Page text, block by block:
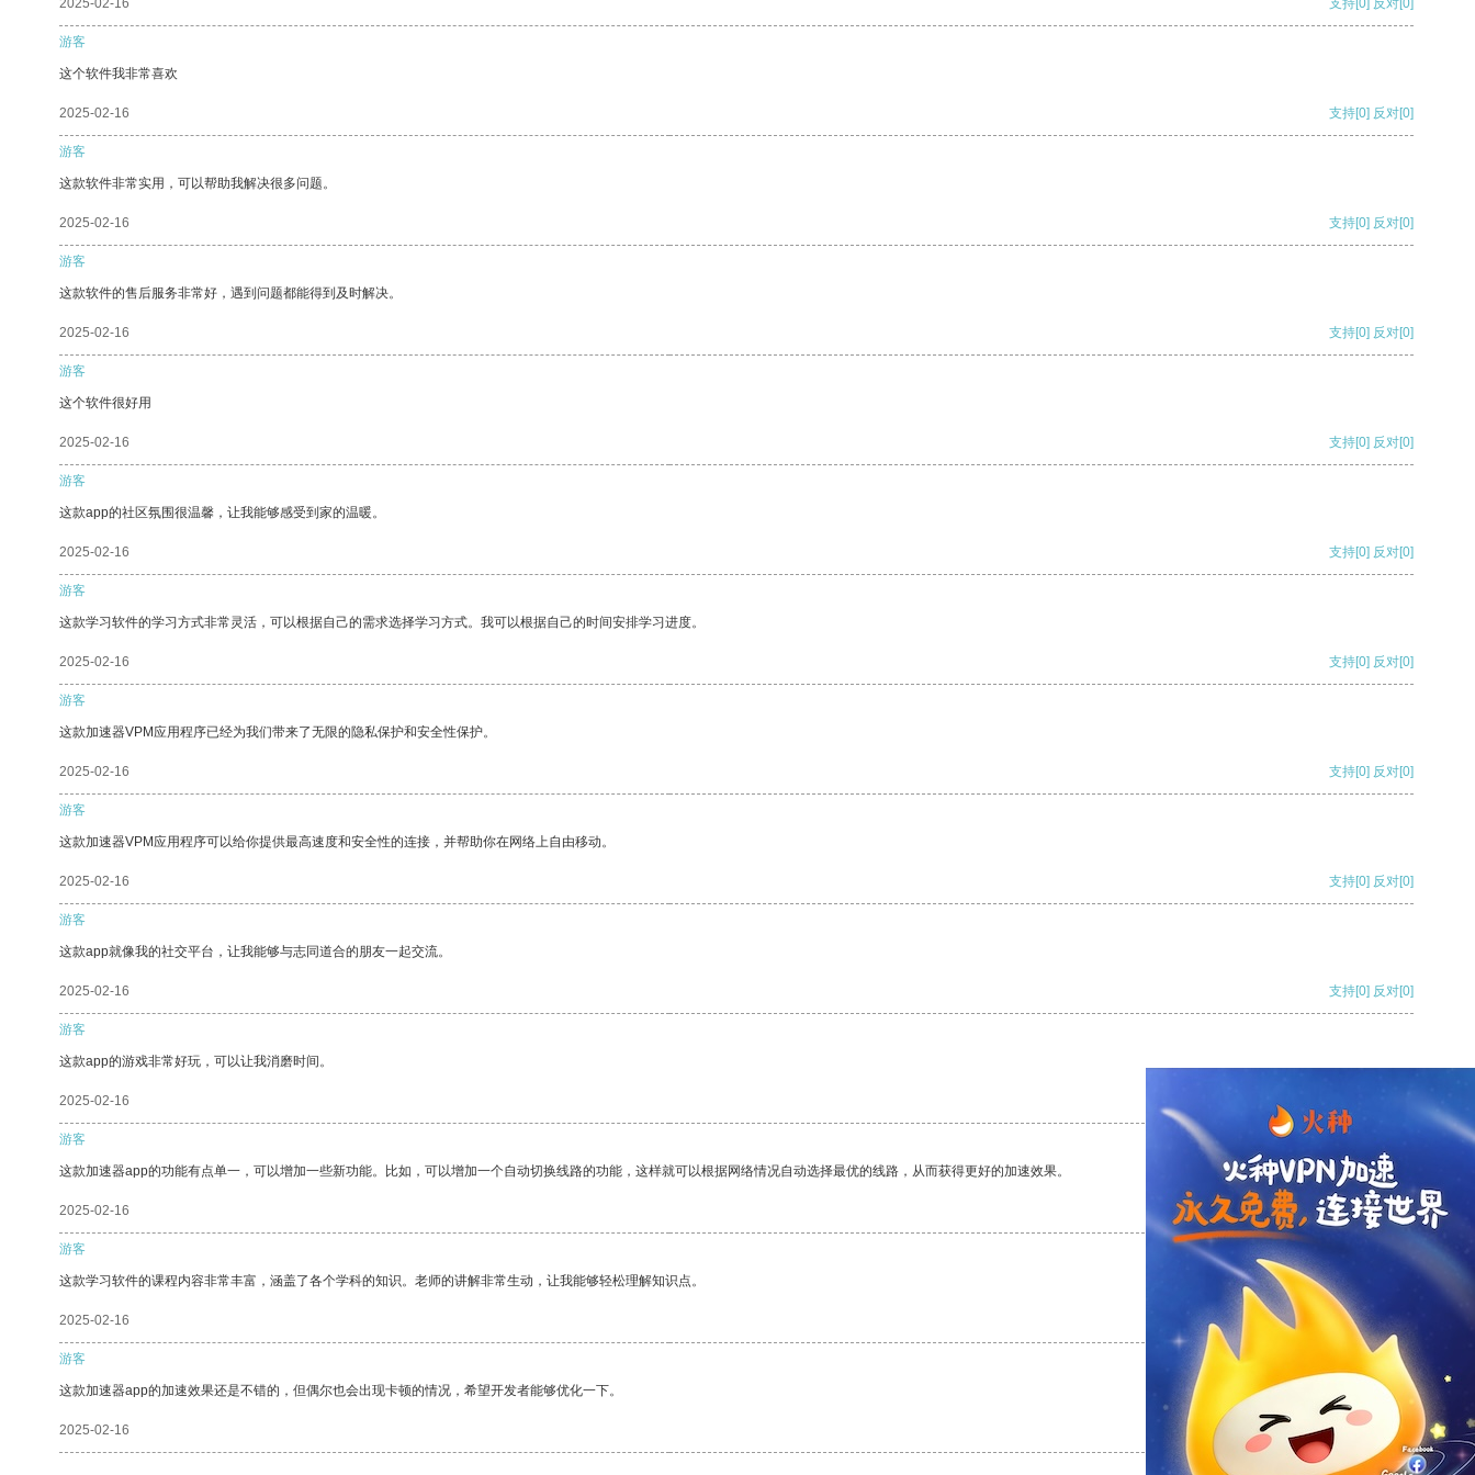
2025-02-16 支持 [0] 反对 [0]
游客
这个软件我非常喜欢
2025-02-16 支持[0] 反对[0]
游客
这款软件非常实用，可以帮助我解决很多问题。
2025-02-16 支持[0] 反对[0]
游客
这款软件的售后服务非常好，遇到问题都能得到及时解决。
2025-02-16 支持[0] 反对[0]
游客
这个软件很好用
2025-02-16 支持[0] 反对[0]
游客
这款app的社区氛围很温馨，让我能够感受到家的温暖。
2025-02-16 支持[0] 反对[0]
游客
这款学习软件的学习方式非常灵活，可以根据自己的需求选择学习方式。我可以根据自己的时间安排学习进度。
2025-02-16 支持[0] 反对[0]
游客
这款加速器VPM应用程序已经为我们带来了无限的隐私保护和安全性保护。
2025-02-16 支持[0] 反对[0]
游客
这款加速器VPM应用程序可以给你提供最高速度和安全性的连接，并帮助你在网络上自由移动。
2025-02-16 支持[0] 反对[0]
游客
这款app就像我的社交平台，让我能够与志同道合的朋友一起交流。
2025-02-16 支持[0] 反对[0]
游客
这款app的游戏非常好玩，可以让我消磨时间。
2025-02-16
游客
这款加速器app的功能有点单一，可以增加一些新功能。比如，可以增加一个自动切换线路的功能，这样就可以根据网络情况自动选择最优的线路，从而获得更好的加速效果。
2025-02-16 支持 [0] 反对[0]
游客
这款学习软件的课程内容非常丰富，涵盖了各个学科的知识。老师的讲解非常生动，让我能够轻松理解知识点。
2025-02-16 支持[0] 反对
游客
这款加速器app的加速效果还是不错的，但偶尔也会出现卡顿的情况，希望开发者能够优化一下。
2025-02-16 支持[0] 反对[0]